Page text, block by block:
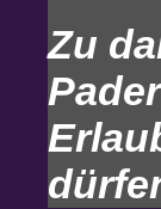
Zu